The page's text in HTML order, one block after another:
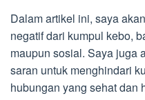
Dalam artikel ini, saya
negatif dari kumpul kebo,
maupun sosial. Saya juga
saran untuk menghindari
hubungan yang sehat dan